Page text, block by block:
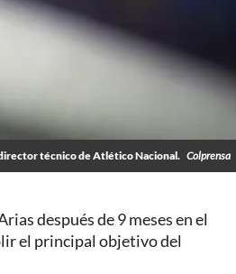
técnico de Atlético Nacional. Colprensa
después de 9 meses en el
el principal objetivo del